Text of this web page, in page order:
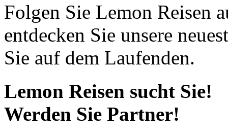
Folgen Sie Lemon Reisen
entdecken Sie unsere
Sie auf dem Laufenden.
Lemon Reisen sucht Sie!
Werden Sie Partner!